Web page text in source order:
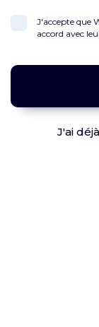
J'accepte que
accord avec
J'ai